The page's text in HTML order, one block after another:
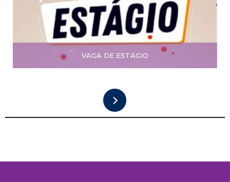
VAGA DE ESTÁGIO